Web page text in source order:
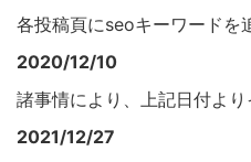
各投稿頁にseoキーワードを
2020/12/10
諸事情により、上記日付よ
2021/12/27